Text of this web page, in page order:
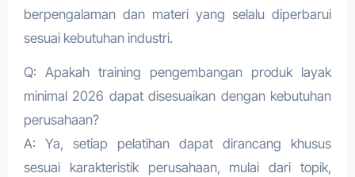
berpengalaman dan materi yang selalu diperbarui
sesuai kebutuhan industri.
Q: Apakah training pengembangan produk layak
minimal 2026 dapat disesuaikan dengan kebutuhan
perusahaan?
A: Ya, setiap pelatihan dapat dirancang khusus
sesuai karakteristik perusahaan, mulai dari topik,